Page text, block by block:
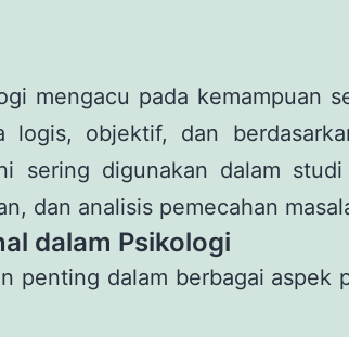
mengacu pada kemampuan
logis, objektif, dan
sering digunakan dalam
dan analisis pemecahan
dalam Psikologi
penting dalam berbagai aspek